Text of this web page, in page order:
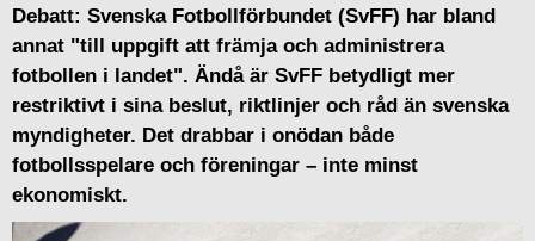
Debatt: Svenska Fotbollförbundet (SvFF) har bland
annat "till uppgift att främja och administrera
fotbollen i landet". Ändå är SvFF betydligt mer
restriktivt i sina beslut, riktlinjer och råd än svenska
myndigheter. Det drabbar i onödan både
fotbollsspelare och föreningar – inte minst
ekonomiskt.